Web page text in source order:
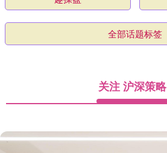
全部话题标签
关注 沪深策略